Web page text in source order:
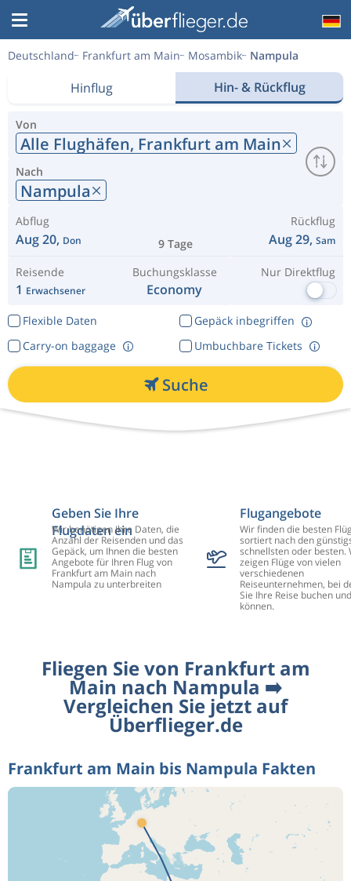
Deutschland Frankfurt am Main Mosambik Nampula
Hinflug Hin- & Rückflug
Von
Alle Flughäfen, Frankfurt am Main
Nach
Nampula
Abflug
Aug 20, Don 9 Tage
Rückflug
Aug 29, Sam
Reisende
1 Erwachsener
Buchungsklasse
Economy
Nur Direktflug
Flexible Daten
Gepäck inbegriffen
Umbuchbare Tickets
Carry-on baggage
Suche
Geben Sie Ihre
Flugdaten ein
Wir benötigen Ihre Daten, die
Anzahl der Reisenden und das
Gepäck, um Ihnen die besten
Angebote für Ihren Flug von
Frankfurt am Main nach
Nampula zu unterbreiten
Flugangebote
Wir finden die besten
sortiert nach den
schnellsten oder besten.
zeigen Flüge von vielen
verschiedenen
Reiseunternehmen, bei
Sie Ihre Reise buchen
können.
Fliegen Sie von Frankfurt am
Main nach Nampula ➡️
Vergleichen Sie jetzt auf
Überflieger.de
Frankfurt am Main bis Nampula Fakten